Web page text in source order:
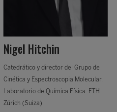
Nigel Hitchin
Catedrático y director del Grupo de
Cinética y Espectroscopia Molecular.
Laboratorio de Química Física. ETH
Zúrich (Suiza)